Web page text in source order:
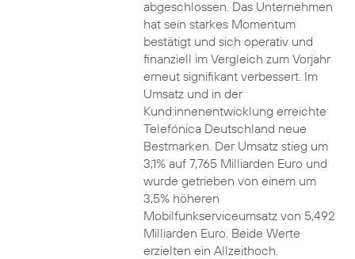
abgeschlossen. Das Unternehmen
hat sein starkes Momentum
bestätigt und sich operativ und
finanziell im Vergleich zum Vorjahr
erneut signifikant verbessert. Im
Umsatz und in der
Kund:innenentwicklung erreichte
Telefónica Deutschland neue
Bestmarken. Der Umsatz stieg um
3,1% auf 7,765 Milliarden Euro und
wurde getrieben von einem um
3,5% höheren
Mobilfunkserviceumsatz von 5,492
Milliarden Euro. Beide Werte
erzielten ein Allzeithoch.